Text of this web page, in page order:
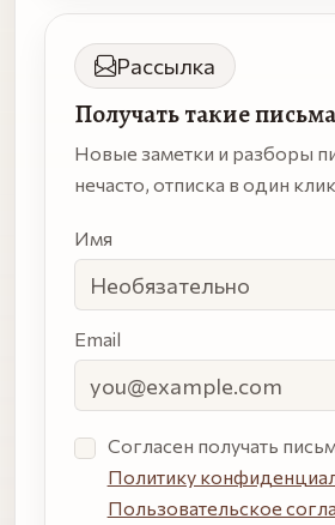
Рассылка
Получать такие
Новые заметки и разборы
нечасто, отписка в один
Имя
Email
Согласен получать
Политику
Пользовательское